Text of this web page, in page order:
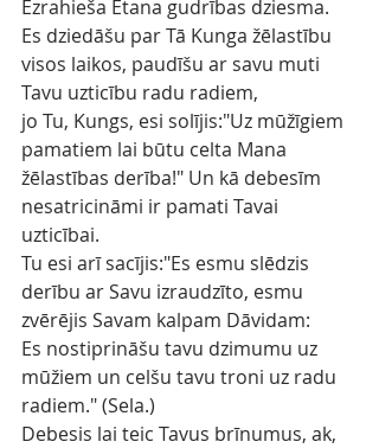
Ezrahieša Etana gudrības dziesma.
Es dziedāšu par Tā Kunga žēlastību
visos laikos, paudīšu ar savu muti
Tavu uzticību radu radiem,
jo Tu, Kungs, esi solījis:"Uz mūžīgiem
pamatiem lai būtu celta Mana
žēlastības derība!" Un kā debesīm
nesatricināmi ir pamati Tavai
uzticībai.
Tu esi arī sacījis:"Es esmu slēdzis
derību ar Savu izraudzīto, esmu
zvērējis Savam kalpam Dāvidam:
Es nostiprināšu tavu dzimumu uz
mūžiem un celšu tavu troni uz radu
radiem." (Sela.)
Debesis lai teic Tavus brīnumus, ak,